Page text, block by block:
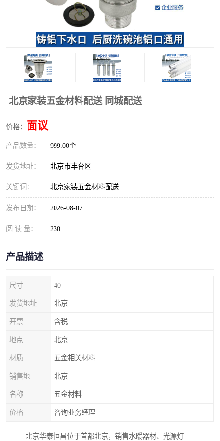
北京家装五金材料配送 同城配送
价格： 面议
产品数量： 999.00个
发货地址： 北京市丰台区
关键词： 北京家装五金材料配送
发布日期： 2026-08-07
阅 读 量： 230
产品描述
尺寸 40
发货地址 北京
开票 含税
地点 北京
材质 五金相关材料
销售地 北京
名称 五金材料
价格 咨询业务经理
北京华泰恒昌位于首都北京，销售水暖器材、光源灯